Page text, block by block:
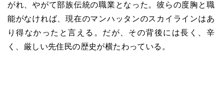
がれ、やがて部族伝統の職業となった。彼らの度胸と職
能がなければ、現在のマンハッタンのスカイラインはあ
り得なかったと言える。だが、その背後には長く、辛
く、厳しい先住民の歴史が横たわっている。